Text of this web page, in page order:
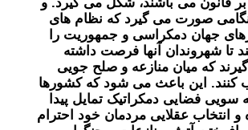
صورت می گیرد که نظام های
جهان دمکراسی و جمهوریت را
تا شهروندان آنها فرصت داشته
که میان منازعه و صلح جویی
کنند. این باعث می شود که کشورها
سویی فضایی دمکراتیک تمایل پیدا
و انتخاب عقلایی مردمان خود احترام